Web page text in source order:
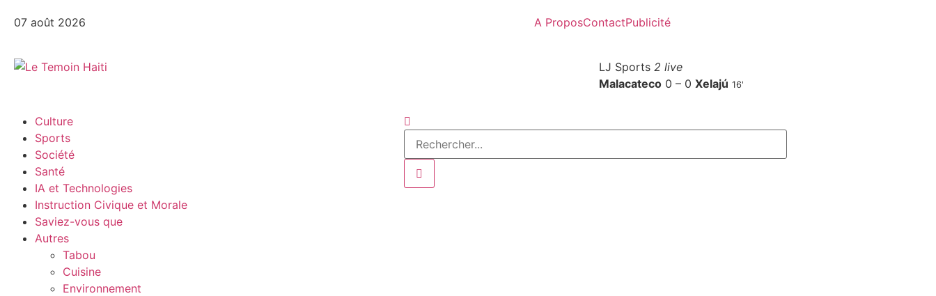
07 août 2026 A ProposContactPublicité
LJ Sports 2 live
Malacateco 0 – 0 Xelajú 16'
Culture
Sports
Société
Santé
IA et Technologies
Instruction Civique et Morale
Saviez-vous que
Autres
Tabou
Cuisine
Environnement